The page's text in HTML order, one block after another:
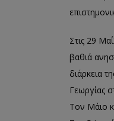
Στις 29
βαθιά
διάρκεια
Γεωργίας
Τον Μάιο